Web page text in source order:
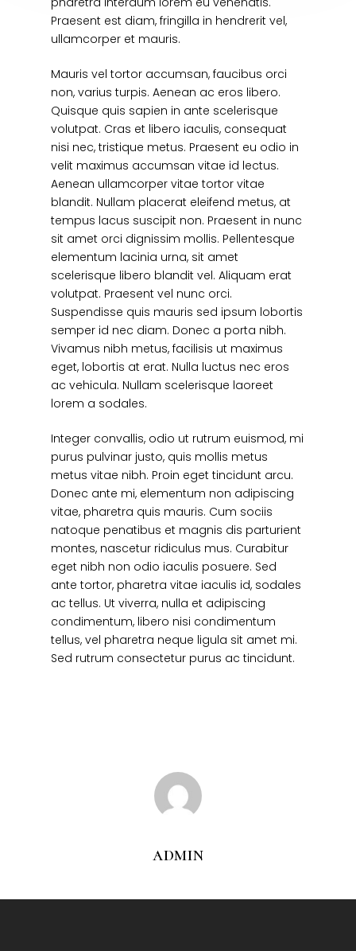
Praesent est diam, fringilla in hendrerit vel,
ullamcorper et mauris.
Mauris vel tortor accumsan, faucibus orci
non, varius turpis. Aenean ac eros libero.
Quisque quis sapien in ante scelerisque
volutpat. Cras et libero iaculis, consequat
nisi nec, tristique metus. Praesent eu odio in
velit maximus accumsan vitae id lectus.
Aenean ullamcorper vitae tortor vitae
blandit. Nullam placerat eleifend metus, at
tempus lacus suscipit non. Praesent in nunc
sit amet orci dignissim mollis. Pellentesque
elementum lacinia urna, sit amet
scelerisque libero blandit vel. Aliquam erat
volutpat. Praesent vel nunc orci.
Suspendisse quis mauris sed ipsum lobortis
semper id nec diam. Donec a porta nibh.
Vivamus nibh metus, facilisis ut maximus
eget, lobortis at erat. Nulla luctus nec eros
ac vehicula. Nullam scelerisque laoreet
lorem a sodales.
Integer convallis, odio ut rutrum euismod, mi
purus pulvinar justo, quis mollis metus
metus vitae nibh. Proin eget tincidunt arcu.
Donec ante mi, elementum non adipiscing
vitae, pharetra quis mauris. Cum sociis
natoque penatibus et magnis dis parturient
montes, nascetur ridiculus mus. Curabitur
eget nibh non odio iaculis posuere. Sed
ante tortor, pharetra vitae iaculis id, sodales
ac tellus. Ut viverra, nulla et adipiscing
condimentum, libero nisi condimentum
tellus, vel pharetra neque ligula sit amet mi.
Sed rutrum consectetur purus ac tincidunt.
admin